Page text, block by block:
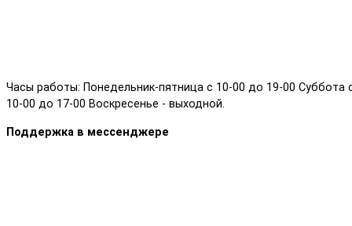
Часы работы: Понедельник-пятница с 10-00 до 19-00 Суббота
10-00 до 17-00 Воскресенье - выходной.
Поддержка в мессенджере